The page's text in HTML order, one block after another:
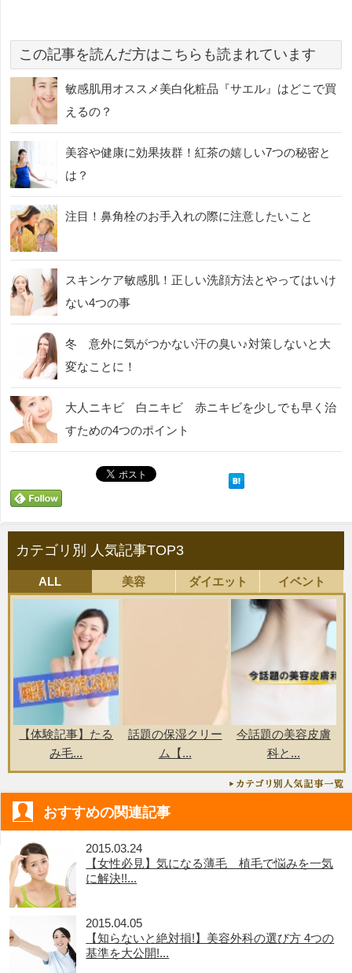
この記事を読んだ方はこちらも読まれています
敏感肌用オススメ美白化粧品『サエル』はどこで買
えるの？
美容や健康に効果抜群！紅茶の嬉しい7つの秘密と
は？
注目！鼻角栓のお手入れの際に注意したいこと
スキンケア敏感肌！正しい洗顔方法とやってはいけ
ない4つの事
冬 意外に気がつかない汗の臭い♪対策しないと大
変なことに！
大人ニキビ 白ニキビ 赤ニキビを少しでも早く治
すための4つのポイント
カテゴリ別 人気記事TOP3
ALL 美容 ダイエット イベント
【体験記事】たる
み毛...
話題の保湿クリー
ム【...
今話題の美容皮膚
科と...
おすすめの関連記事
2015.03.24
【女性必見】気になる薄毛 植毛で悩みを一気
に解決!!...
2015.04.05
【知らないと絶対損!】美容外科の選び方 4つの
基準を大公開!...